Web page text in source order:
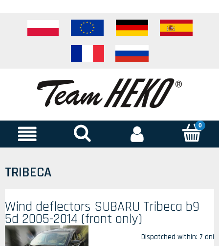
TRIBECA
Wind deflectors SUBARU Tribeca b9
5d 2005-2014 (front only)
Dispatched within: 7 dni